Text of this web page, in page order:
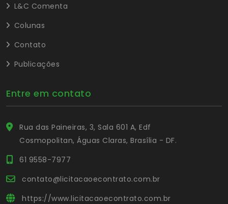
L&C Comenta
Colunas
Contato
Publicações
Entre em contato
Rua das Paineiras, 3, Sala 601 A, Edf
Cosmopolitan, Águas Claras, Brasília - DF.
61 9558-7977
contato@licitacaoecontrato.com.br
https://www.licitacaoecontrato.com.br